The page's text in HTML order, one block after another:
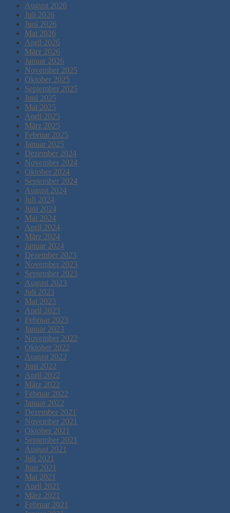
August 2026
Juli 2026
Juni 2026
Mai 2026
April 2026
März 2026
Januar 2026
November 2025
Oktober 2025
September 2025
Juni 2025
Mai 2025
April 2025
März 2025
Februar 2025
Januar 2025
Dezember 2024
November 2024
Oktober 2024
September 2024
August 2024
Juli 2024
Juni 2024
Mai 2024
April 2024
März 2024
Januar 2024
Dezember 2023
November 2023
September 2023
August 2023
Juli 2023
Mai 2023
April 2023
Februar 2023
Januar 2023
November 2022
Oktober 2022
August 2022
Juni 2022
April 2022
März 2022
Februar 2022
Januar 2022
Dezember 2021
November 2021
Oktober 2021
September 2021
August 2021
Juli 2021
Juni 2021
Mai 2021
April 2021
März 2021
Februar 2021